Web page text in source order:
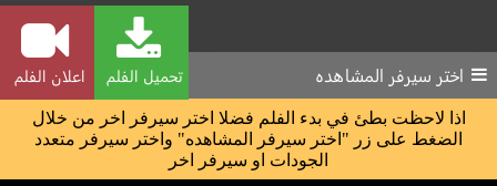
تحميل الفلم اعلان الفلم اختر سيرفر المشاهده
اذا لاحظت بطئ في بدء الفلم فضلا اختر سيرفر اخر من خلال
الضغط على زر "اختر سيرفر المشاهده" واختر سيرفر متعدد
الجودات او سيرفر اخر